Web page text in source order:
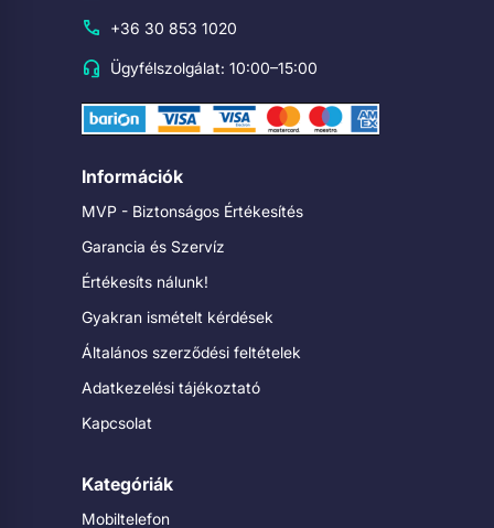
+36 30 853 1020
Ügyfélszolgálat: 10:00–15:00
Információk
MVP - Biztonságos Értékesítés
Garancia és Szervíz
Értékesíts nálunk!
Gyakran ismételt kérdések
Általános szerződési feltételek
Adatkezelési tájékoztató
Kapcsolat
Kategóriák
Mobiltelefon